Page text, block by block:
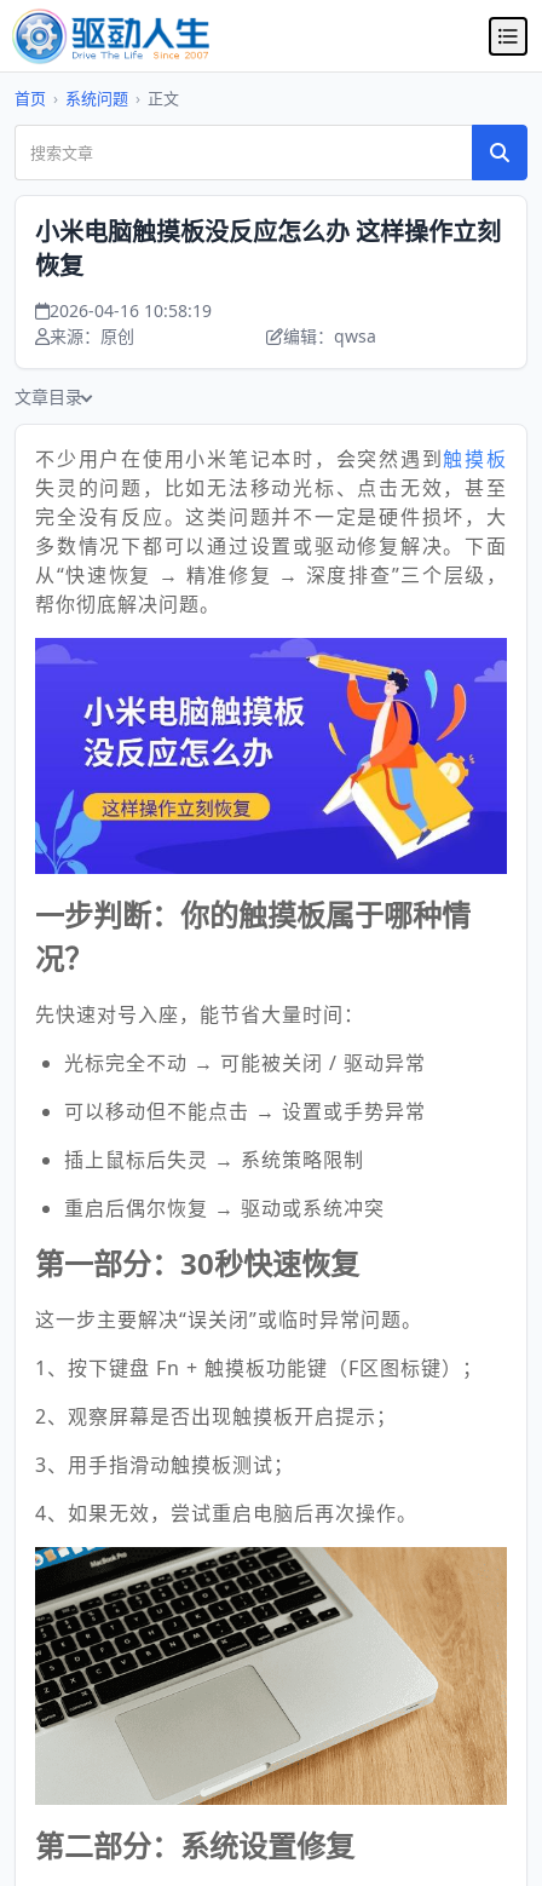
首页 › 系统问题 › 正文
小米电脑触摸板没反应怎么办 这样操作立刻
恢复
2026-04-16 10:58:19
来源：原创
编辑：qwsa
文章目录
不少用户在使用小米笔记本时，会突然遇到触摸板
失灵的问题，比如无法移动光标、点击无效，甚至
完全没有反应。这类问题并不一定是硬件损坏，大
多数情况下都可以通过设置或驱动修复解决。下面
从“快速恢复 → 精准修复 → 深度排查”三个层级，
帮你彻底解决问题。
一步判断：你的触摸板属于哪种情
况？
先快速对号入座，能节省大量时间：
光标完全不动 → 可能被关闭 / 驱动异常
可以移动但不能点击 → 设置或手势异常
插上鼠标后失灵 → 系统策略限制
重启后偶尔恢复 → 驱动或系统冲突
第一部分：30秒快速恢复
这一步主要解决“误关闭”或临时异常问题。
1、按下键盘 Fn + 触摸板功能键（F区图标键）；
2、观察屏幕是否出现触摸板开启提示；
3、用手指滑动触摸板测试；
4、如果无效，尝试重启电脑后再次操作。
第二部分：系统设置修复